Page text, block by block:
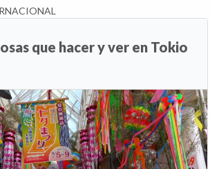
que hacer y ver en Tokio